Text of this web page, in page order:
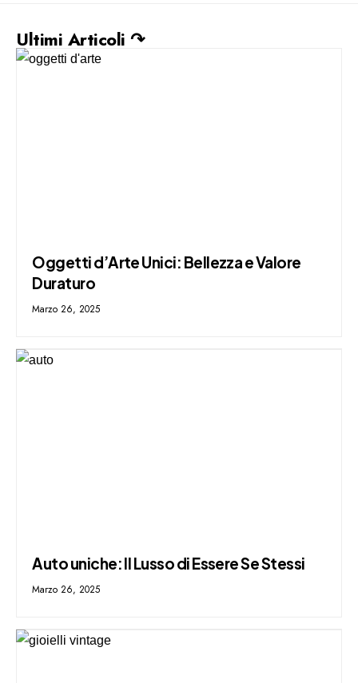
Ultimi Articoli ↷
Oggetti d’Arte Unici: Bellezza e Valore
Duraturo
Marzo 26, 2025
Auto uniche: Il Lusso di Essere Se Stessi
Marzo 26, 2025